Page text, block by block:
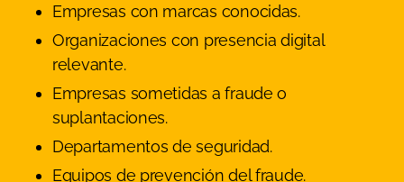
Empresas con marcas conocidas.
Organizaciones con presencia digital
relevante.
Empresas sometidas a fraude o
suplantaciones.
Departamentos de seguridad.
Equipos de prevención del fraude.